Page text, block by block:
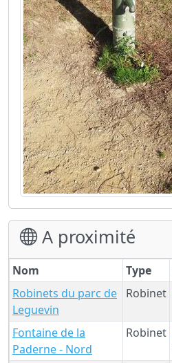
A proximité
Nom Type
Robinets du parc de
Leguevin
Robinet
Fontaine de la
Paderne - Nord
Robinet